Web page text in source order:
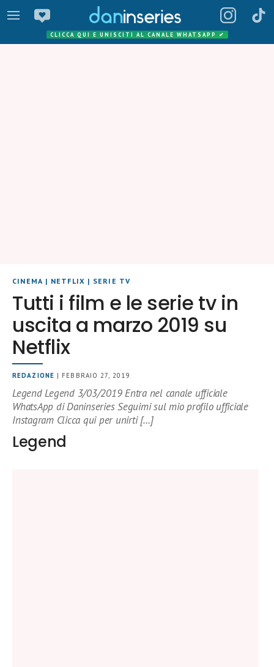
CLICCA QUI E UNISCITI AL CANALE WHATSAPP ✔
CINEMA | NETFLIX | SERIE TV
Tutti i film e le serie tv in
uscita a marzo 2019 su
Netflix
REDAZIONE | FEBBRAIO 27, 2019
Legend Legend 3/03/2019 Entra nel canale ufficiale
WhatsApp di Daninseries Seguimi sul mio profilo ufficiale
Instagram Clicca qui per unirti […]
Legend